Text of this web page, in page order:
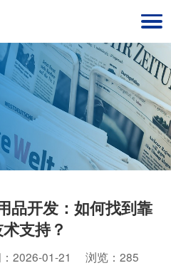
品开发：如何找到靠
支持？
2026-01-21 浏览：285